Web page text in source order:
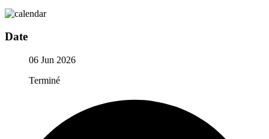
Date
06 Jun 2026
Terminé